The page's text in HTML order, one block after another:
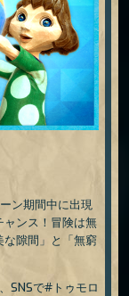
ン期間中に出現
ンス！冒険は無
隙間」と「無窮
SNSで#トゥモロ